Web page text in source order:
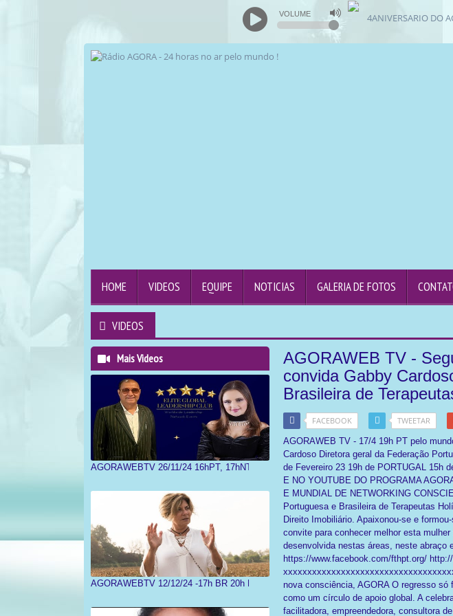
VOLUME 4ANIVERSARIO DO
HOME VIDEOS EQUIPE NOTICIAS GALERIA DE FOTOS
VIDEOS
Mais Videos
AGORAWEBTV 26/11/24 16hPT, 17hNT Ana Margarida Forte,Veronica Ceban& Rajinder
AGORAWEBTV 12/12/24 -17h BR 20h PT Ana Margarida Forte & Cris Meinberg -
AGORAWEB TV -
convida Gabby
Brasileira de
FACEBOOK
TWEETAR
AGORAWEB TV - 17/4 19h PT pelo
Cardoso Diretora geral da Federação
de Fevereiro 23 19h de PORTUGAL 15h
E NO YOUTUBE DO PROGRAMA
E MUNDIAL DE NETWORKING
Portuguesa e Brasileira de Terapeutas
Direito Imobiliário. Apaixonou-se e
convite para conhecer melhor esta
desenvolvida nestas áreas, neste abraço
https://www.facebook.com/fthpt.org/
nova consciência, AGORA O regresso
como um círculo de apoio global. A
facilitadora, empreendedora, consultora